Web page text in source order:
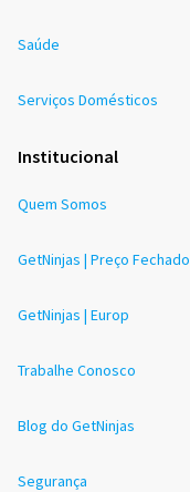
Saúde
Serviços Domésticos
Institucional
Quem Somos
GetNinjas | Preço Fechado
GetNinjas | Europ
Trabalhe Conosco
Blog do GetNinjas
Segurança